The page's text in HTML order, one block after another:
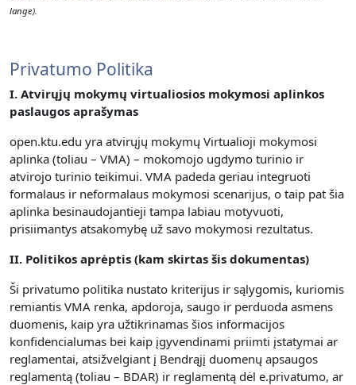
lange).
Privatumo Politika
I. Atvirųjų mokymų virtualiosios mokymosi aplinkos
paslaugos aprašymas
open.ktu.edu yra atvirųjų mokymų Virtualioji mokymosi
aplinka (toliau – VMA) – mokomojo ugdymo turinio ir
atvirojo turinio teikimui. VMA padeda geriau integruoti
formalaus ir neformalaus mokymosi scenarijus, o taip pat šia
aplinka besinaudojantieji tampa labiau motyvuoti,
prisiimantys atsakomybę už savo mokymosi rezultatus.
II. Politikos aprėptis (kam skirtas šis dokumentas)
Ši privatumo politika nustato kriterijus ir sąlygomis, kuriomis
remiantis VMA renka, apdoroja, saugo ir perduoda asmens
duomenis, kaip yra užtikrinamas šios informacijos
konfidencialumas bei kaip įgyvendinami priimti įstatymai ar
reglamentai, atsižvelgiant į Bendrąjį duomenų apsaugos
reglamentą (toliau – BDAR) ir reglamentą dėl e.privatumo, ar